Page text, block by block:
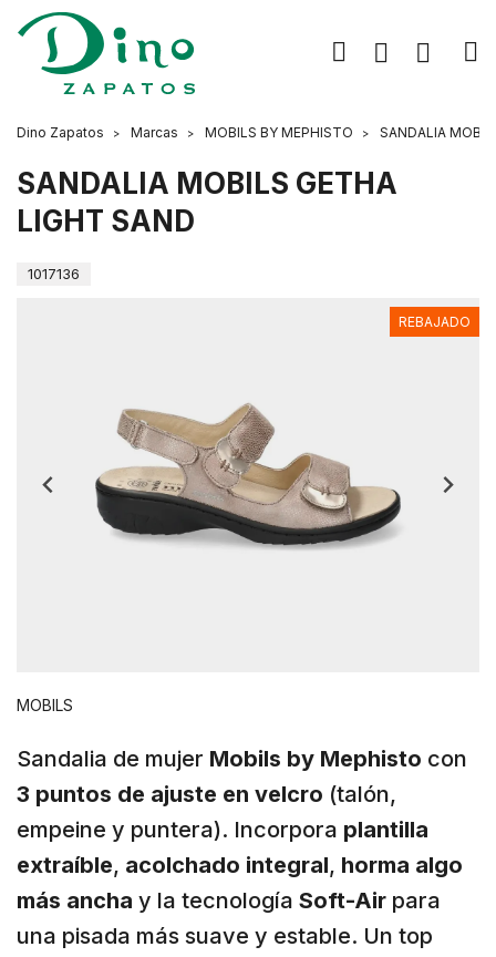
Dino Zapatos Marcas MOBILS BY MEPHISTO SANDALIA
SANDALIA MOBILS GETHA
LIGHT SAND
1017136
REBAJADO
MOBILS
Sandalia de mujer Mobils by Mephisto con
3 puntos de ajuste en velcro (talón,
empeine y puntera). Incorpora plantilla
extraíble, acolchado integral, horma algo
más ancha y la tecnología Soft-Air para
una pisada más suave y estable. Un top